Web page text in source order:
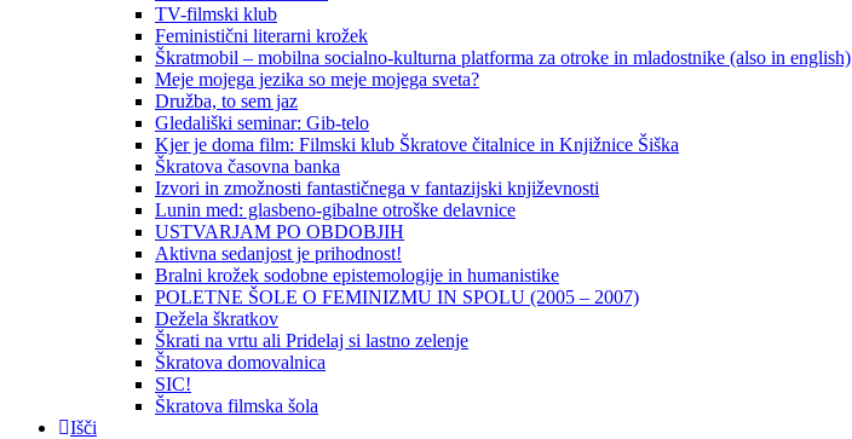
TV-filmski klub
Feministični literarni krožek
Škratmobil – mobilna socialno-kulturna platforma za otroke in mladostnike (also in english)
Meje mojega jezika so meje mojega sveta?
Družba, to sem jaz
Gledališki seminar: Gib-telo
Kjer je doma film: Filmski klub Škratove čitalnice in Knjižnice Šiška
Škratova časovna banka
Izvori in zmožnosti fantastičnega v fantazijski književnosti
Lunin med: glasbeno-gibalne otroške delavnice
USTVARJAM PO OBDOBJIH
Aktivna sedanjost je prihodnost!
Bralni krožek sodobne epistemologije in humanistike
POLETNE ŠOLE O FEMINIZMU IN SPOLU (2005 – 2007)
Dežela škratkov
Škrati na vrtu ali Pridelaj si lastno zelenje
Škratova domovalnica
SIC!
Škratova filmska šola
Išči